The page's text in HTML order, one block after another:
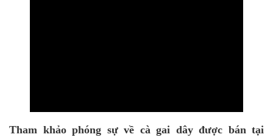
Tham khảo phóng sự về cà gai dây được bán tại